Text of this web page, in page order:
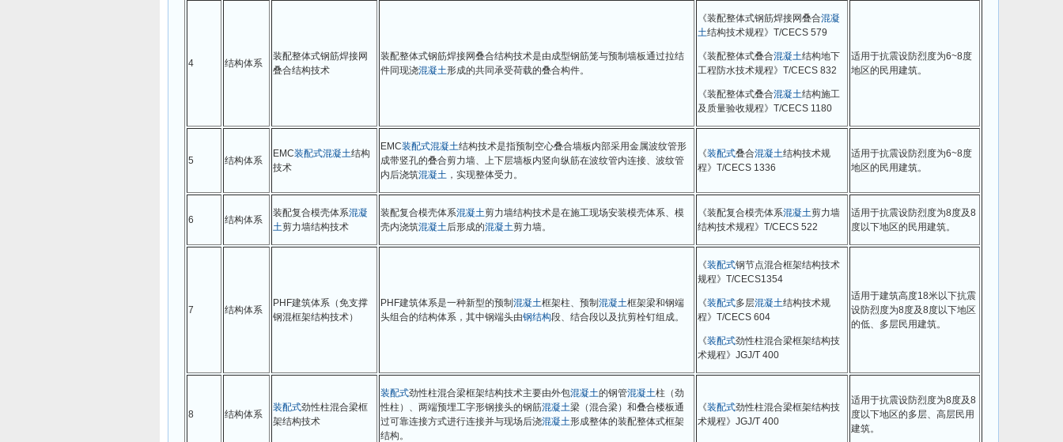
4 结构体系
装配整体式钢筋焊接网
叠合结构技术
装配整体式钢筋焊接网叠合结构技术是由成型钢筋笼与预制墙板通过拉结
件同现浇混凝土形成的共同承受荷载的叠合构件。
《装配整体式钢筋焊接网叠合混凝
土结构技术规程》T/CECS 579
《装配整体式叠合混凝土结构地下
工程防水技术规程》T/CECS 832
《装配整体式叠合混凝土结构施工
及质量验收规程》T/CECS 1180
适用于抗震设防烈度为6~8度
地区的民用建筑。
5 结构体系
EMC装配式混凝土结构
技术
EMC装配式混凝土结构技术是指预制空心叠合墙板内部采用金属波纹管形
成带竖孔的叠合剪力墙、上下层墙板内竖向纵筋在波纹管内连接、波纹管
内后浇筑混凝土 ，实现整体受力。
《装配式叠合混凝土结构技术规
程》T/CECS 1336
适用于抗震设防烈度为6~8度
地区的民用建筑。
6 结构体系
装配复合模壳体系混凝
土剪力墙结构技术
装配复合模壳体系混凝土剪力墙结构技术是在施工现场安装模壳体系、模
壳内浇筑混凝土后形成的混凝土剪力墙。
《装配复合模壳体系混凝土剪力墙
结构技术规程》T/CECS 522
适用于抗震设防烈度为8度及8
度以下地区的民用建筑。
7 结构体系
PHF建筑体系（免支撑
钢混框架结构技术）
PHF建筑体系是一种新型的预制 混凝土框架柱、预制 混凝土框架梁和钢端
头组合的结构体系，其中钢端头由钢结构段、结合段以及抗剪栓钉组成。
《装配式钢节点混合框架结构技术
规程》T/CECS1354
《装配式多层混凝土结构技术规
程》T/CECS 604
《装配式劲性柱混合梁框架结构技
术规程》JGJ/T 400
适用于建筑高度18米以下抗震
设防烈度为8度及8度以下地区
的低、多层民用建筑。
8 结构体系
装配式劲性柱混合梁框
架结构技术
装配式劲性柱混合梁框架结构技术主要由外包混凝土的钢管混凝土柱（劲
性柱）、两端预埋工字形钢接头的钢筋混凝土梁（混合梁）和叠合楼板通
过可靠连接方式进行连接并与现场后浇混凝土形成整体的装配整体式框架
结构。
《装配式劲性柱混合梁框架结构技
术规程》JGJ/T 400
适用于抗震设防烈度为8度及8
度以下地区的多层、高层民用
建筑。